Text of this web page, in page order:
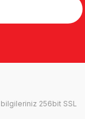
bilgileriniz 256bit SSL